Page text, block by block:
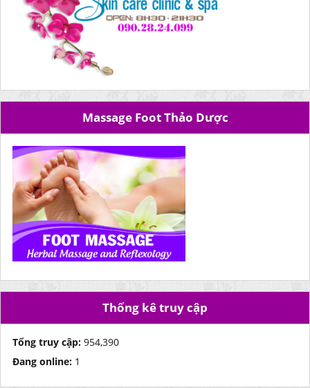
Massage Foot Thảo Dược
Thống kê truy cập
Tổng truy cập: 954,390
Đang online: 1